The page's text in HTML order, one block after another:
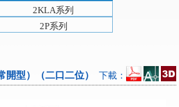
2KLA系列
2P系列
型）（二口二位） 下載：